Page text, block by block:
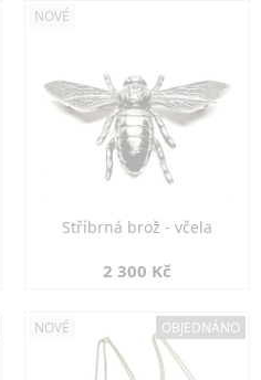
NOVÉ
Stříbrná brož - včela
2 300 Kč
NOVÉ OBJEDNÁNO